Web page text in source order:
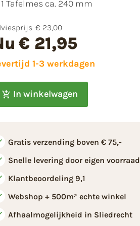
1 Tafelmes ca. 240 mm
€ 23,00
€ 21,95
1-3 werkdagen
In winkelwagen
Gratis verzending boven € 75,-
Snelle levering door eigen voorraad
Klantbeoordeling 9,1
Webshop + 500m² echte winkel
Afhaalmogelijkheid in Sliedrecht